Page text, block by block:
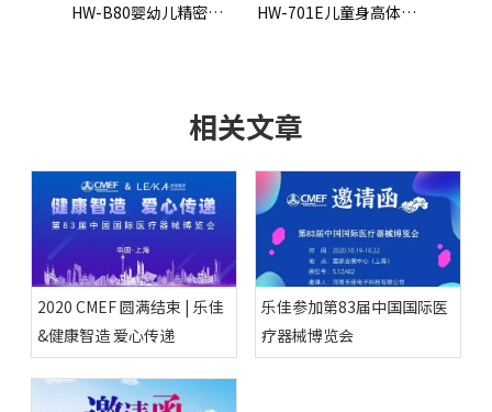
HW-B801婴幼儿精密体检仪
相关文章
2020 CMEF 圆满结束 | 乐佳
&健康智造 爱心传递
乐佳参加第83届中国国际医
疗器械博览会